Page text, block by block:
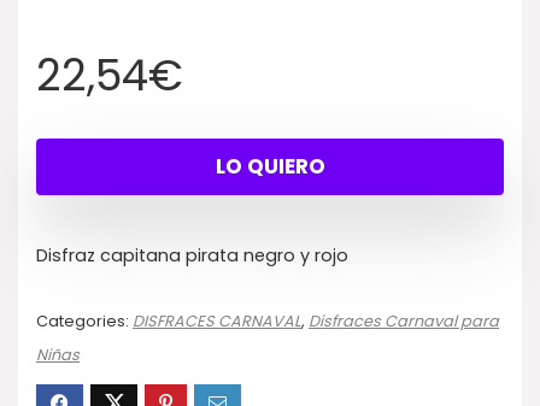
22,54€
LO QUIERO
Disfraz capitana pirata negro y rojo
Categories: DISFRACES CARNAVAL, Disfraces Carnaval para
Niñas